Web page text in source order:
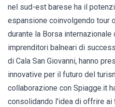
nel sud-est barese ha il
espansione coinvolgendo tour
durante la Borsa
imprenditori balneari di
di Cala San Giovanni, hanno
innovative per il futuro del
collaborazione con Spiagge.it
consolidando l'idea di offrire ai